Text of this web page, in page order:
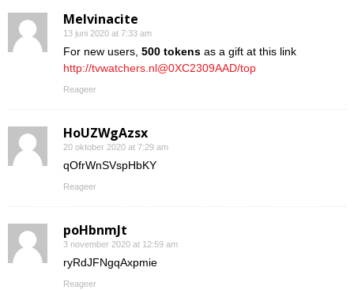
Melvinacite
13 juni 2020 at 7:33 am
For new users, 500 tokens as a gift at this link
http://tvwatchers.nl@0XC2309AAD/top
Reageer
HoUZWgAzsx
20 oktober 2020 at 7:29 am
qOfrWnSVspHbKY
Reageer
poHbnmJt
3 november 2020 at 12:59 am
ryRdJFNgqAxpmie
Reageer